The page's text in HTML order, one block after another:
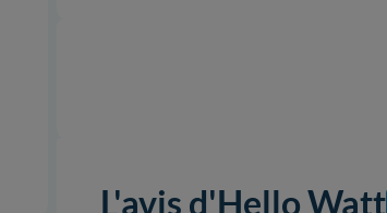
L'avis d'Hello Watt